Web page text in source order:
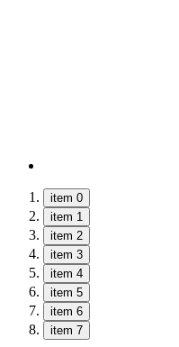
item 0
item 1
item 2
item 3
item 4
item 5
item 6
item 7